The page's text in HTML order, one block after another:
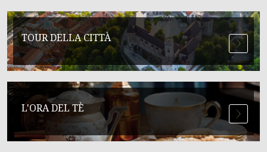
TOUR DELLA CITTÀ
L'ORA DEL TÈ